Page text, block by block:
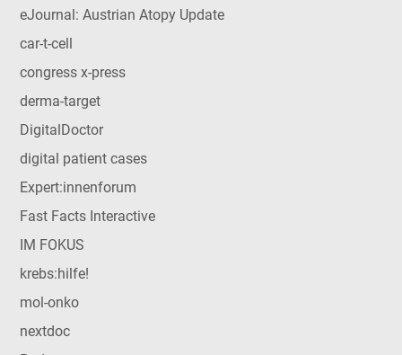
eJournal: Austrian Atopy Update
car-t-cell
congress x-press
derma-target
DigitalDoctor
digital patient cases
Expert:innenforum
Fast Facts Interactive
IM FOKUS
krebs:hilfe!
mol-onko
nextdoc